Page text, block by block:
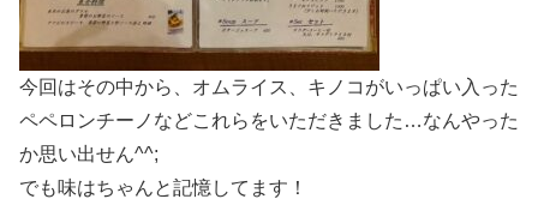
今回はその中から、オムライス、キノコがいっぱい入った
ペペロンチーノなどこれらをいただきました…なんやった
か思い出せん^^;
でも味はちゃんと記憶してます！